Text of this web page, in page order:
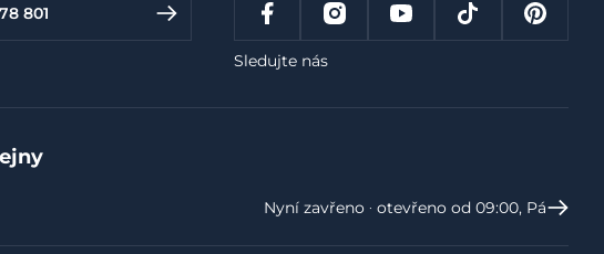
801
Sledujte nás
Nyní zavřeno ‧ otevřeno od 09:00, Pá